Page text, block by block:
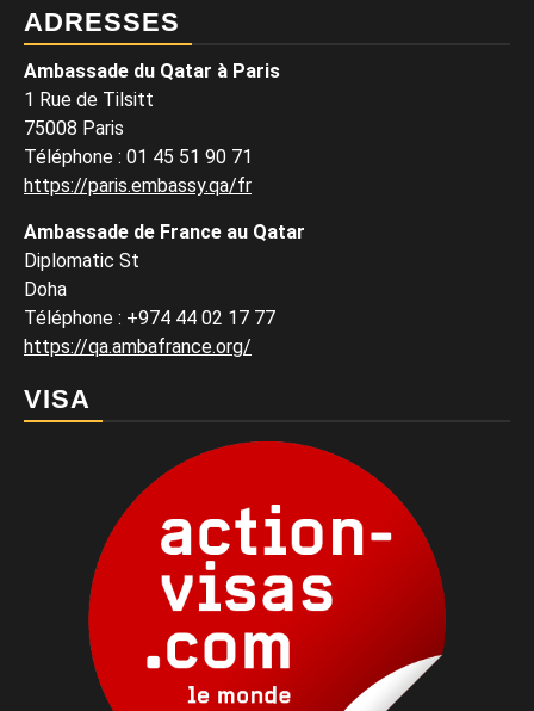
ADRESSES
Ambassade du Qatar à Paris
1 Rue de Tilsitt
75008 Paris
Téléphone : 01 45 51 90 71
https://paris.embassy.qa/fr
Ambassade de France au Qatar
Diplomatic St
Doha
Téléphone : +974 44 02 17 77
https://qa.ambafrance.org/
VISA